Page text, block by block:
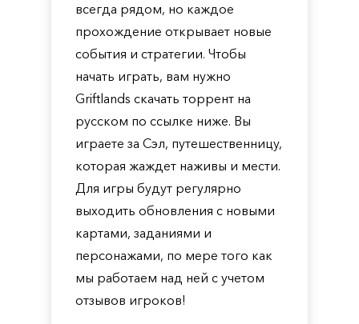
всегда рядом, но каждое
прохождение открывает новые
события и стратегии. Чтобы
начать играть, вам нужно
Griftlands скачать торрент на
русском по ссылке ниже. Вы
играете за Сэл, путешественницу,
которая жаждет наживы и мести.
Для игры будут регулярно
выходить обновления с новыми
картами, заданиями и
персонажами, по мере того как
мы работаем над ней с учетом
отзывов игроков!